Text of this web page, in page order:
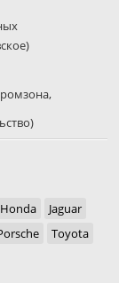
Honda
Jaguar
Toyota